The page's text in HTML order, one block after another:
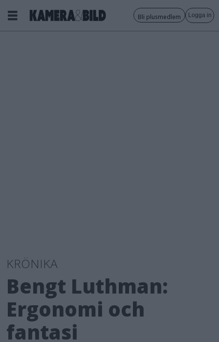
Bli plusmedlem Logga in
KRÖNIKA
Bengt Luthman:
Ergonomi och
fantasi